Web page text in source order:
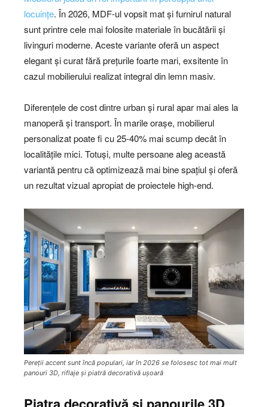
locuințe. În 2026, MDF-ul vopsit mat și furnirul natural
sunt printre cele mai folosite materiale în bucătării și
livinguri moderne. Aceste variante oferă un aspect
elegant și curat fără prețurile foarte mari, exsitente în
cazul mobilierului realizat integral din lemn masiv.
Diferențele de cost dintre urban și rural apar mai ales la
manoperă și transport. În marile orașe, mobilierul
personalizat poate fi cu 25-40% mai scump decât în
localitățile mici. Totuși, multe persoane aleg această
variantă pentru că optimizează mai bine spațiul și oferă
un rezultat vizual apropiat de proiectele high-end.
Pereții accent sunt încă populari, iar în 2026 se folosesc tot mai mult
panouri 3D, riflaje și piatră decorativă ușoară